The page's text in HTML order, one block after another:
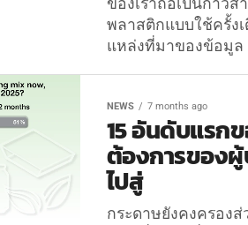
ของเราถือเป็นก้าว
พลาสติกแบบใช้ครั้ง
แหล่งที่มาของข้อมูล
NEWS 7 months ago
15 อันดับแรก
ต้องการของผู้
ไปสู่
กระดาษยังคงครอง